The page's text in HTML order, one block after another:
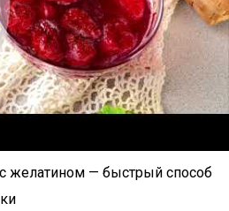
— быстрый способ